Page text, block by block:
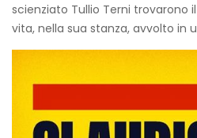
scienziato Tullio Terni trovarono
vita, nella sua stanza, avvolto in